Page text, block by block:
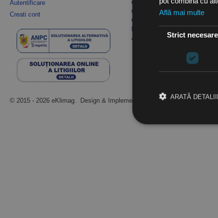
Autentificare
Creati cont
Cum cumpar
Cum platesc
Cum returnez
ANPC
© 2015 - 2026 eKlimag. Design & Implementare netSEO
Află mai multe
Strict necesare
ARATĂ